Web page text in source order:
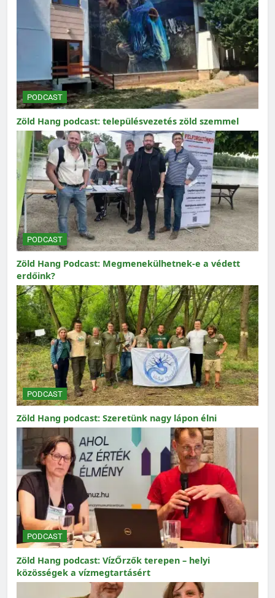
PODCAST
Zöld Hang podcast: településvezetés zöld szemmel
PODCAST
Zöld Hang Podcast: Megmenekülhetnek-e a védett
erdőink?
PODCAST
Zöld Hang podcast: Szeretünk nagy lápon élni
PODCAST
Zöld Hang podcast: VízŐrzők terepen – helyi
közösségek a vízmegtartásért